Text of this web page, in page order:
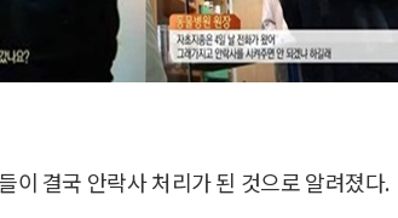
이 결국 안락사 처리가 된 것으로 알려졌다.